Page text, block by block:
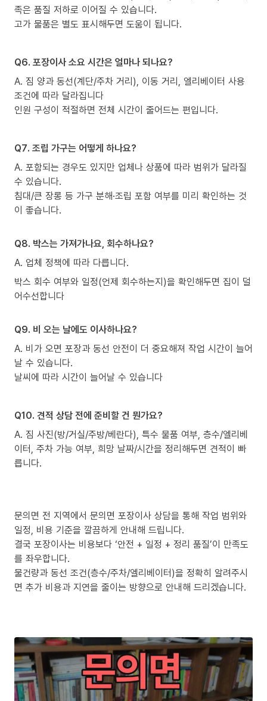
족은 품질 저하로 이어질 수 있습니다.
고가 물품은 별도 표시해두면 도움이 됩니다.
Q6. 포장이사 소요 시간은 얼마나 되나요?
A. 짐 양과 동선(계단/주차 거리), 이동 거리, 엘리베이터 사용
조건에 따라 달라집니다
인원 구성이 적절하면 전체 시간이 줄어드는 편입니다.
Q7. 조립 가구는 어떻게 하나요?
A. 포함되는 경우도 있지만 업체나 상품에 따라 범위가 달라질
수 있습니다.
침대/큰 장롱 등 가구 분해·조립 포함 여부를 미리 확인하는 것
이 좋습니다.
Q8. 박스는 가져가나요, 회수하나요?
A. 업체 정책에 따라 다릅니다.
박스 회수 여부와 일정(언제 회수하는지)을 확인해두면 집이 덜
어수선합니다
Q9. 비 오는 날에도 이사하나요?
A. 비가 오면 포장과 동선 안전이 더 중요해져 작업 시간이 늘어
날 수 있습니다.
날씨에 따라 시간이 늘어날 수 있습니다
Q10. 견적 상담 전에 준비할 건 뭔가요?
A. 짐 사진(방/거실/주방/베란다), 특수 물품 여부, 층수/엘리베
이터, 주차 가능 여부, 희망 날짜/시간을 정리해두면 견적이 빠
릅니다.
문의면 전 지역에서 문의면 포장이사 상담을 통해 작업 범위와
일정, 비용 기준을 깔끔하게 안내해 드립니다.
결국 포장이사는 비용보다 ‘안전 + 일정 + 정리 품질’이 만족도
를 좌우합니다.
물건량과 동선 조건(층수/주차/엘리베이터)을 정확히 알려주시
면 추가 비용과 지연을 줄이는 방향으로 안내해 드리겠습니다.